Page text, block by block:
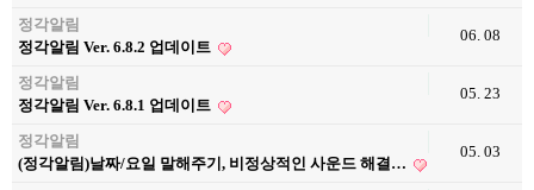
정각알림
정각알림 Ver. 6.8.2 업데이트
06. 08
정각알림
정각알림 Ver. 6.8.1 업데이트
05. 23
정각알림
(정각알림)날짜/요일 말해주기, 비정상적인 사운드 해결…
05. 03